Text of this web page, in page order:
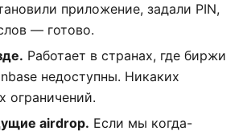
приложение, задали PIN,
— готово.
Работает в странах, где биржи
недоступны. Никаких
ограничений.
airdrop. Если мы когда-